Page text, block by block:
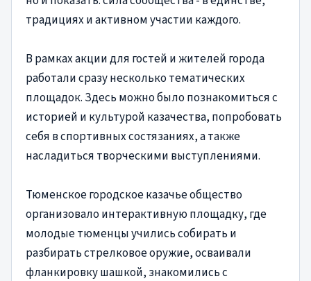
традициях и активном участии каждого.
В рамках акции для гостей и жителей города
работали сразу несколько тематических
площадок. Здесь можно было познакомиться с
историей и культурой казачества, попробовать
себя в спортивных состязаниях, а также
насладиться творческими выступлениями.
Тюменское городское казачье общество
организовало интерактивную площадку, где
молодые тюменцы учились собирать и
разбирать стрелковое оружие, осваивали
фланкировку шашкой, знакомились с